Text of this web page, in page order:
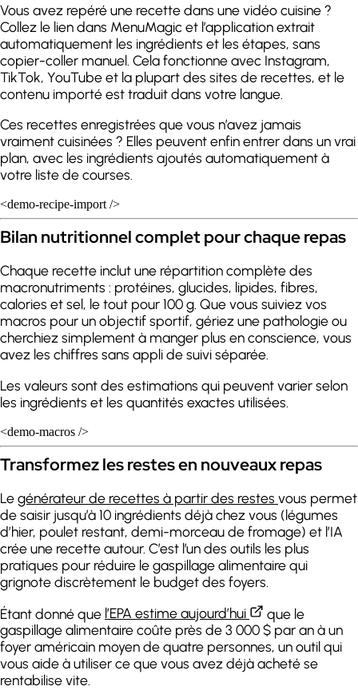
Vous avez repéré une recette dans une vidéo cuisine ?
Collez le lien dans MenuMagic et l’application extrait
automatiquement les ingrédients et les étapes, sans
copier-coller manuel. Cela fonctionne avec Instagram,
TikTok, YouTube et la plupart des sites de recettes, et le
contenu importé est traduit dans votre langue.
Ces recettes enregistrées que vous n’avez jamais
vraiment cuisinées ? Elles peuvent enfin entrer dans un vrai
plan, avec les ingrédients ajoutés automatiquement à
votre liste de courses.
<demo-recipe-import />
Bilan nutritionnel complet pour chaque repas
Chaque recette inclut une répartition complète des
macronutriments : protéines, glucides, lipides, fibres,
calories et sel, le tout pour 100 g. Que vous suiviez vos
macros pour un objectif sportif, gériez une pathologie ou
cherchiez simplement à manger plus en conscience, vous
avez les chiffres sans appli de suivi séparée.
Les valeurs sont des estimations qui peuvent varier selon
les ingrédients et les quantités exactes utilisées.
<demo-macros />
Transformez les restes en nouveaux repas
Legénérateur de recettes à partir des restes vous permet
de saisir jusqu’à 10 ingrédients déjà chez vous (légumes
d’hier, poulet restant, demi-morceau de fromage) et l’IA
crée une recette autour. C’est l’un des outils les plus
pratiques pour réduire le gaspillage alimentaire qui
grignote discrètement le budget des foyers.
Étant donné que l’EPA estime aujourd’hui
que le
gaspillage alimentaire coûte près de 3 000 $ par an à un
foyer américain moyen de quatre personnes, un outil qui
vous aide à utiliser ce que vous avez déjà acheté se
rentabilise vite.